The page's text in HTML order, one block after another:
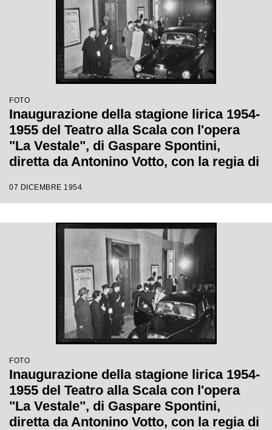
FOTO
Inaugurazione della stagione lirica 1954-
1955 del Teatro alla Scala con l'opera
"La Vestale", di Gaspare Spontini,
diretta da Antonino Votto, con la regia di
07 DICEMBRE 1954
FOTO
Inaugurazione della stagione lirica 1954-
1955 del Teatro alla Scala con l'opera
"La Vestale", di Gaspare Spontini,
diretta da Antonino Votto, con la regia di